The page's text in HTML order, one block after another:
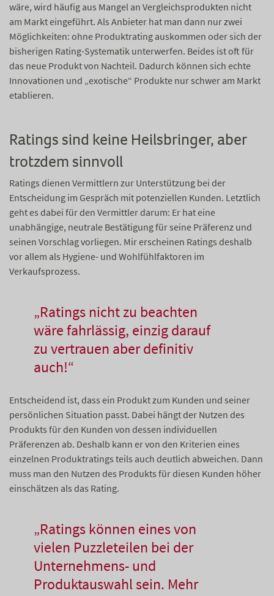
wäre, wird häufig aus Mangel an Vergleichsprodukten nicht
am Markt eingeführt. Als Anbieter hat man dann nur zwei
Möglichkeiten: ohne Produktrating auskommen oder sich der
bisherigen Rating-Systematik unterwerfen. Beides ist oft für
das neue Produkt von Nachteil. Dadurch können sich echte
Innovationen und „exotische“ Produkte nur schwer am Markt
etablieren.
Ratings sind keine Heilsbringer, aber
trotzdem sinnvoll
Ratings dienen Vermittlern zur Unterstützung bei der
Entscheidung im Gespräch mit potenziellen Kunden. Letztlich
geht es dabei für den Vermittler darum: Er hat eine
unabhängige, neutrale Bestätigung für seine Präferenz und
seinen Vorschlag vorliegen. Mir erscheinen Ratings deshalb
vor allem als Hygiene- und Wohlfühlfaktoren im
Verkaufsprozess.
„Ratings nicht zu beachten
wäre fahrlässig, einzig darauf
zu vertrauen aber definitiv
auch!“
Entscheidend ist, dass ein Produkt zum Kunden und seiner
persönlichen Situation passt. Dabei hängt der Nutzen des
Produkts für den Kunden von dessen individuellen
Präferenzen ab. Deshalb kann er von den Kriterien eines
einzelnen Produktratings teils auch deutlich abweichen. Dann
muss man den Nutzen des Produkts für diesen Kunden höher
einschätzen als das Rating.
„Ratings können eines von
vielen Puzzleteilen bei der
Unternehmens- und
Produktauswahl sein. Mehr